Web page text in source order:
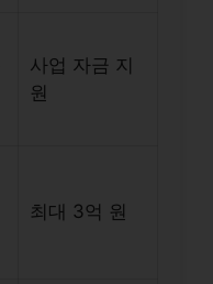
사업 자금 지
원
최대 3억 원